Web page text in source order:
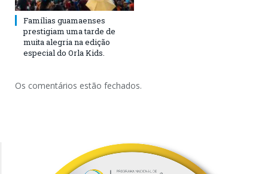
Famílias guamaenses
prestigiam uma tarde de
muita alegria na edição
especial do Orla Kids.
Os comentários estão fechados.